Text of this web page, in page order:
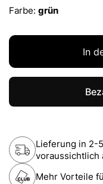
Farbe: grün
In
Lieferung in 2-
voraussichtlich
Mehr Vorteile